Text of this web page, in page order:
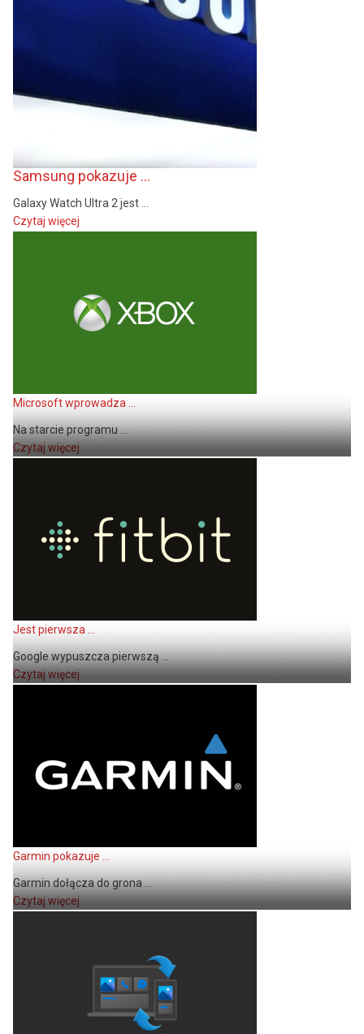
Samsung pokazuje ...
Galaxy Watch Ultra 2 jest ...
Czytaj więcej
Microsoft wprowadza ...
Na starcie programu ...
Czytaj więcej
Jest pierwsza ...
Google wypuszcza pierwszą ...
Czytaj więcej
Garmin pokazuje ...
Garmin dołącza do grona ...
Czytaj więcej